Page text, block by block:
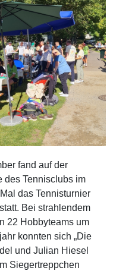
fand auf der
des Tennisclubs im
das Tennisturnier
Bei strahlendem
22 Hobbyteams um
konnten sich „Die
und Julian Hiesel
Siegertreppchen